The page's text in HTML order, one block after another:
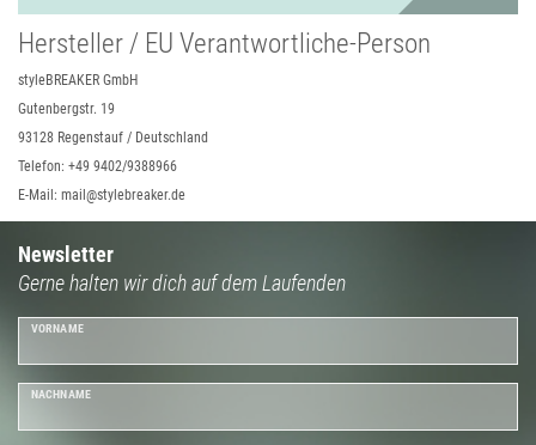
Hersteller / EU Verantwortliche-Person
styleBREAKER GmbH
Gutenbergstr. 19
93128 Regenstauf / Deutschland
Telefon: +49 9402/9388966
E-Mail: mail@stylebreaker.de
Newsletter
Gerne halten wir dich auf dem Laufenden
VORNAME
NACHNAME